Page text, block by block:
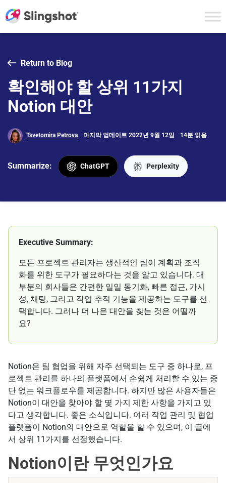
Return to Blog
확인해야 할 상위 11가지
Notion 대안
Tsvetomira Petrova 마지막 업데이트 2022년 9월 12일 14분 읽음
Summarize: ChatGPT Perplexity
Executive Summary:
모든 프로젝트 관리자는 생산적인 팀이 계획과 조직
화를 위한 도구가 필요하다는 것을 알고 있습니다. 대
부분의 회사들은 간편한 일일 동기화, 빠른 접근, 가시
성, 채팅, 그리고 작업 추적 기능을 제공하는 도구를 선
택합니다. 그러나 더 나은 대안을 찾는 것은 어떨까
요?
Notion은 팀 협업을 위해 자주 선택되는 도구 중 하나로, 프
로젝트 관리를 하나의 플랫폼에서 손쉽게 처리할 수 있는 중
단 없는 워크플로우를 제공합니다. 하지만 많은 사용자들은
Notion이 대안을 찾아야 할 몇 가지 제한 사항을 가지고 있
다고 생각합니다. 좋은 소식입니다. 여러 작업 관리 및 협업
플랫폼이 Notion의 대안으로 역할을 할 수 있으며, 이 글에
서 상위 11가지를 선정했습니다.
Notion이란 무엇인가요